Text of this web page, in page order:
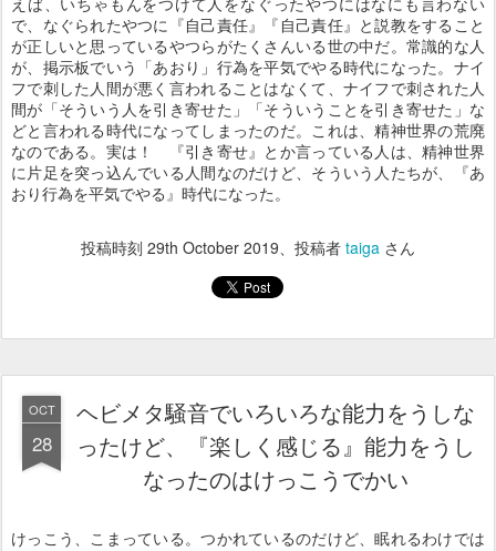
で、なぐられたやつに『自己責任』『自己責任』と説教をすること
が正しいと思っているやつらがたくさんいる世の中だ。常識的な人
が、掲示板でいう「あおり」行為を平気でやる時代になった。ナイ
フで刺した人間が悪く言われることはなくて、ナイフで刺された人
間が「そういう人を引き寄せた」「そういうことを引き寄せた」な
どと言われる時代になってしまったのだ。これは、精神世界の荒廃
なのである。実は！ 『引き寄せ』とか言っている人は、精神世界
に片足を突っ込んでいる人間なのだけど、そういう人たちが、『あ
おり行為を平気でやる』時代になった。
投稿時刻 29th October 2019、投稿者 taiga さん
OCT
28
ヘビメタ騒音でいろいろな能力をうしな
ったけど、『楽しく感じる』能力をうし
なったのはけっこうでかい
けっこう、こまっている。つかれているのだけど、眠れるわけでは